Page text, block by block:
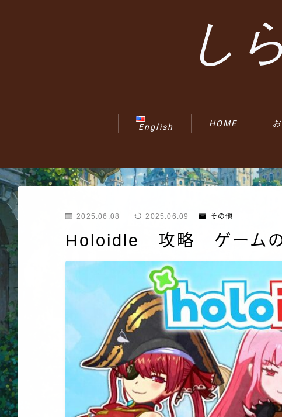
し
English HOME
2025.06.08 2025.06.09 その他
Holoidle 攻略 ゲームの